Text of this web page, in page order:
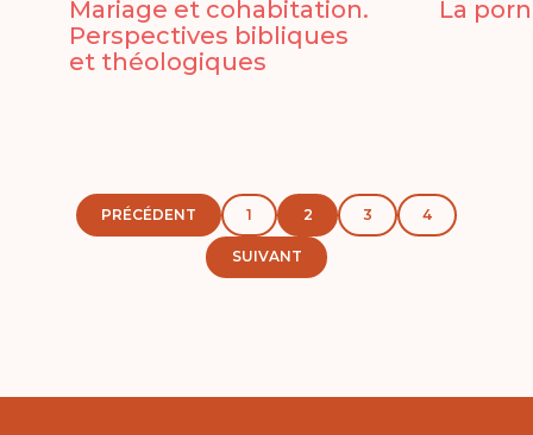
Mariage et cohabitation.
Perspectives bibliques
et théologiques
La
PRÉCÉDENT 1 2 3 4
SUIVANT